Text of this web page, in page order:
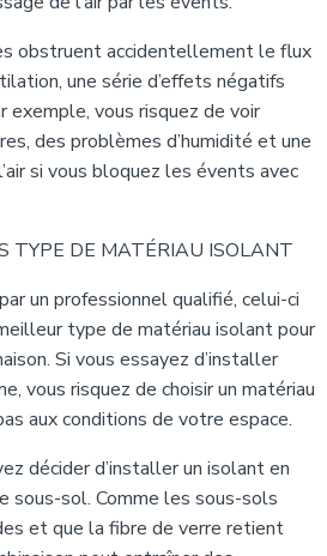
obstruent accidentellement le flux
une série d’effets négatifs
exemple, vous risquez de voir
des problèmes d’humidité et une
si vous bloquez les évents avec
TYPE DE MATÉRIAU ISOLANT
un professionnel qualifié, celui-ci
type de matériau isolant pour
Si vous essayez d’installer
vous risquez de choisir un matériau
aux conditions de votre espace.
décider d’installer un isolant en
sous-sol. Comme les sous-sols
et que la fibre de verre retient